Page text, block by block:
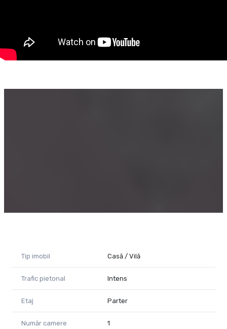
Pretabil pentru multiple domenii de activitate
Poziționarea excelentă în centrul orașului oferă afacerii
Tip imobil Casă / Vilă
Trafic pietonal Intens
Etaj Parter
Număr camere 1